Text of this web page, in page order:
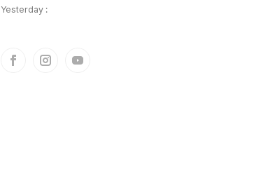
Yesterday :